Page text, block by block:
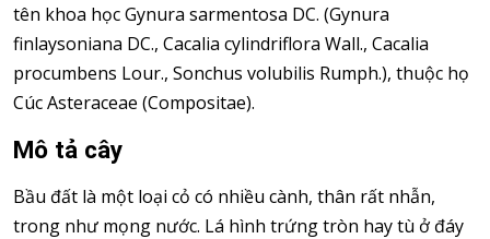
tên khoa học Gynura sarmentosa DC. (Gynura
finlaysoniana DC., Cacalia cylindriflora Wall., Cacalia
procumbens Lour., Sonchus volubilis Rumph.), thuộc họ
Cúc Asteraceae (Compositae).
Mô tả cây
Bầu đất là một loại cỏ có nhiều cành, thân rất nhẫn,
trong như mọng nước. Lá hình trứng tròn hay tù ở đáy